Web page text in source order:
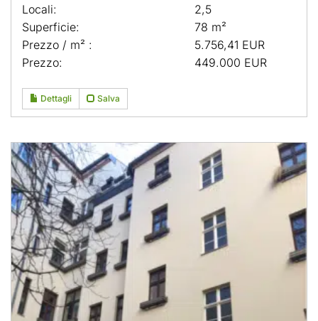
Locali:
2,5
Superficie:
78 m²
Prezzo / m² :
5.756,41 EUR
Prezzo:
449.000 EUR
Dettagli Salva